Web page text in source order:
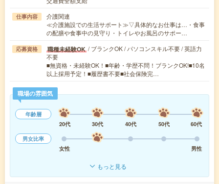
仕事内容
介護関連
≪介護施設での生活サポート≫▽具体的なお仕事は…・食事
の配膳や食事中の見守り・トイレやお風呂のサポー…
応募資格 職種未経験OK / ブランクOK / パソコンスキル不要 / 英語力
不要
■無資格・未経験OK！■年齢・学歴不問！ブランクOK!■10名
以上採用予定！■履歴書不要■社会保険完…
職場の雰囲気
年齢層
20代
30代 40代 50代
60代
男女比率
女性
男性
もっと見る